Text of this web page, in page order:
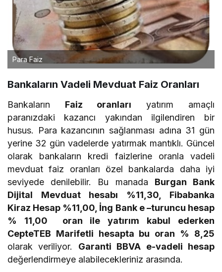
Para Faiz
Bankaların Vadeli Mevduat Faiz Oranları
Bankaların Faiz oranları yatırım amaçlı
paranızdaki kazancı yakından ilgilendiren bir
husus. Para kazancının sağlanması adına 31 gün
yerine 32 gün vadelerde yatırmak mantıklı. Güncel
olarak bankaların kredi faizlerine oranla vadeli
mevduat faiz oranları özel bankalarda daha iyi
seviyede denilebilir. Bu manada Burgan Bank
Dijital Mevduat hesabı %11,30, Fibabanka
Kiraz Hesap %11,00, İng Bank e –turuncu hesap
% 11,00 oran ile yatırım kabul ederken
CepteTEB Marifetli hesapta bu oran % 8,25
olarak veriliyor. Garanti BBVA e-vadeli hesap
değerlendirmeye alabilecekleriniz arasında.